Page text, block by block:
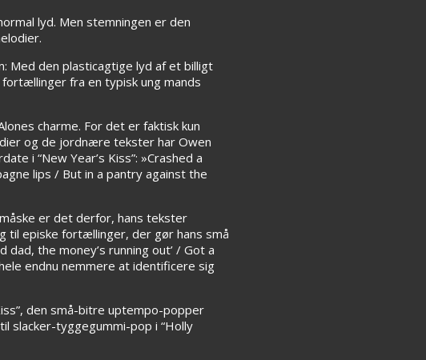
lyd. Men stemningen er den
Med den plasticagtige lyd af et billigt
fra en typisk ung mands
charme. For det er faktisk kun
og de jordnære tekster har Owen
i “New Year’s Kiss”: »Crashed a
lips / But in a pantry against the
er det derfor, hans tekster
til episke fortællinger, der gør hans små
the money’s running out’ / Got a
endnu nemmere at identificere sig
den små-bitre uptempo-popper
slacker-tyggegummi-pop i “Holly